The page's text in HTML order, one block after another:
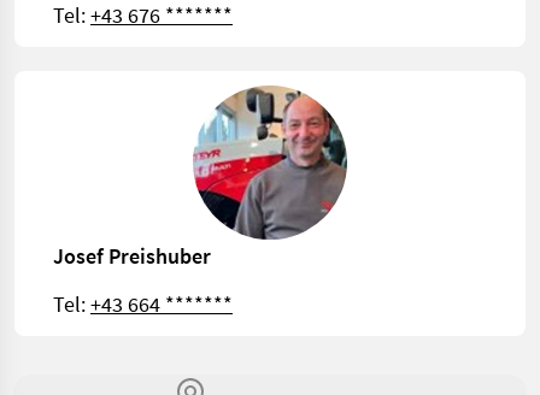
Tel:+43 676 *******
Josef Preishuber
Tel:+43 664 *******